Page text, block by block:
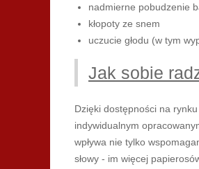
nadmierne pobudzenie
kłopoty ze snem
uczucie głodu (w tym
Jak sobie
Dzięki dostępności na
indywidualnym
wpływa nie tylko
słowy - im więcej